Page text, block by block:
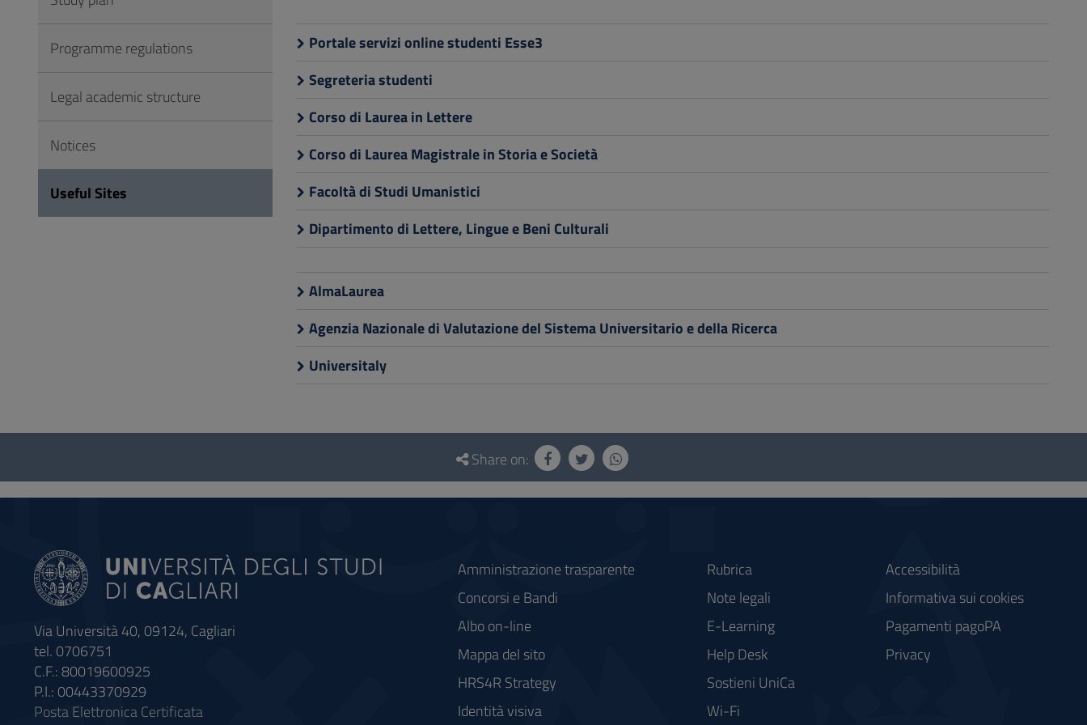
Footer
Portale servizi online studenti Esse3
Segreteria studenti
Corso di Laurea in Lettere
Corso di Laurea Magistrale in Storia e Società
Facoltà di Studi Umanistici
Dipartimento di Lettere, Lingue e Beni Culturali
AlmaLaurea
Agenzia Nazionale di Valutazione del Sistema Universitario e della Ricerca
Universitaly
Programme regulations
Legal academic structure
Notices
Useful Sites
Questionnaire
social
Share on:
Via Università 40, 09124, Cagliari
tel. 0706751
C.F.: 80019600925
P.I.: 00443370929
Posta Elettronica Certificata
Amministrazione trasparente
Concorsi e Bandi
Albo on-line
Mappa del sito
HRS4R Strategy
Identità visiva
Rubrica
Note legali
E-Learning
Help Desk
Sostieni UniCa
Wi-Fi
Accessibilità
Informativa sui cookies
Pagamenti pagoPA
Privacy